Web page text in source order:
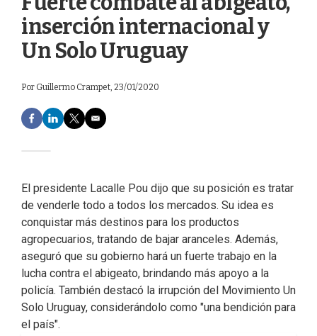
inserción internacional y
Un Solo Uruguay
Por Guillermo Crampet, 23/01/2020
F
a
e
o
o
k
L
i
d
n
T
w
e
r
E
m
El presidente Lacalle Pou dijo que su posición es tratar
de venderle todo a todos los mercados. Su idea es
conquistar más destinos para los productos
agropecuarios, tratando de bajar aranceles. Además,
aseguró que su gobierno hará un fuerte trabajo en la
lucha contra el abigeato, brindando más apoyo a la
policía. También destacó la irrupción del Movimiento Un
Solo Uruguay, considerándolo como "una bendición para
el país".